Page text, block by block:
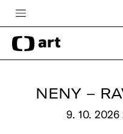
Česká televize
Zpravodajství
NENY –
9. 10.